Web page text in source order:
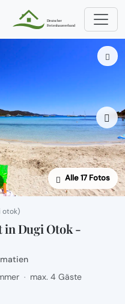
Alle 17 Fotos
otok)
in Dugi Otok -
· max. 4 Gäste